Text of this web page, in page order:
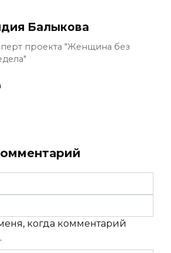
Балыкова
проекта "Женщина без
когда комментарий